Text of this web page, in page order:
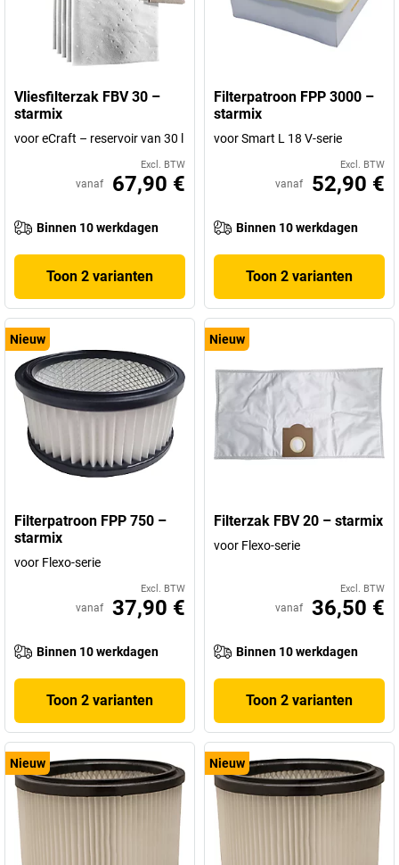
Vliesfilterzak FBV 30 –
starmix
voor eCraft – reservoir van 30 l
Excl. BTW
vanaf 67,90 €
Binnen 10 werkdagen
Toon 2 varianten
Filterpatroon FPP 3000 –
starmix
voor Smart L 18 V-serie
Excl. BTW
vanaf 52,90 €
Binnen 10 werkdagen
Toon 2 varianten
Nieuw
Filterpatroon FPP 750 –
starmix
voor Flexo-serie
Excl. BTW
vanaf 37,90 €
Binnen 10 werkdagen
Toon 2 varianten
Nieuw
Filterzak FBV 20 – starmix
voor Flexo-serie
Excl. BTW
vanaf 36,50 €
Binnen 10 werkdagen
Toon 2 varianten
Nieuw Nieuw